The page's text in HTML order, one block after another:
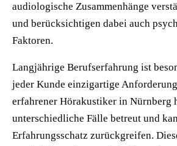
audiologische Zusammenhänge
und berücksichtigen dabei auch
Faktoren.
Langjährige Berufserfahrung ist
jeder Kunde einzigartige
erfahrener Hörakustiker in Nürnberg
unterschiedliche Fälle betreut und
Erfahrungsschatz zurückgreifen.